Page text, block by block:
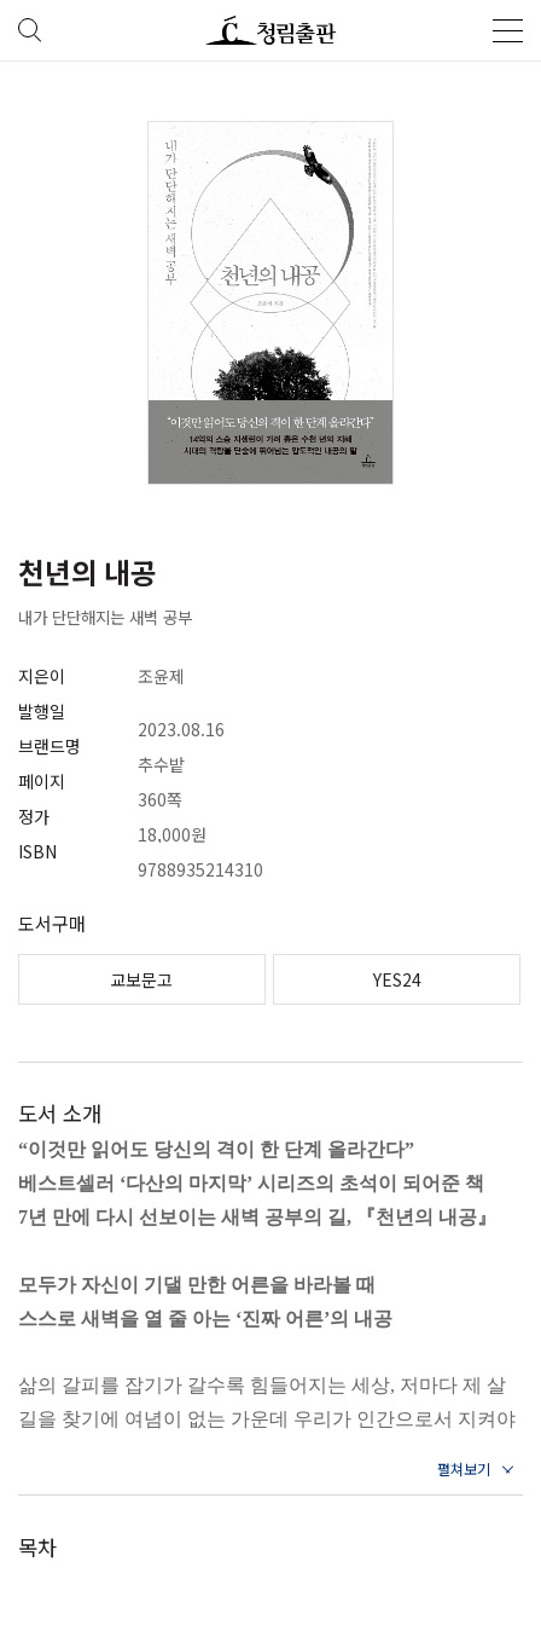
천년의 내공
내가 단단해지는 새벽 공부
지은이
발행일
브랜드명
페이지
정가
ISBN
조윤제
2023.08.16
추수밭
360쪽
18,000원
9788935214310
도서구매
교보문고 YES24
도서 소개
“이것만 읽어도 당신의 격이 한 단계 올라간다”
베스트셀러 ‘다산의 마지막’ 시리즈의 초석이 되어준 책
7년 만에 다시 선보이는 새벽 공부의 길, 『천년의 내공』
모두가 자신이 기댈 만한 어른을 바라볼 때
스스로 새벽을 열 줄 아는 ‘진짜 어른’의 내공
삶의 갈피를 잡기가 갈수록 힘들어지는 세상, 저마다 제 살
길을 찾기에 여념이 없는 가운데 우리가 인간으로서 지켜야
제 각자의 정념을 투사하고 자기가 기댈 만한 대상을 ‘어
목차